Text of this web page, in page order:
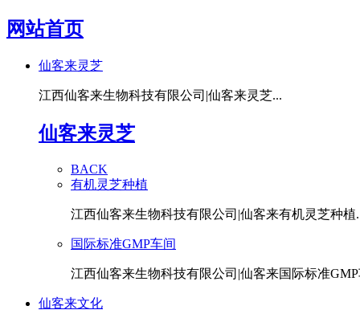
网站首页
仙客来灵芝
江西仙客来生物科技有限公司|仙客来灵芝...
仙客来灵芝
BACK
有机灵芝种植
江西仙客来生物科技有限公司|仙客来有机灵芝种植
国际标准GMP车间
江西仙客来生物科技有限公司|仙客来国际标准GMP
仙客来文化